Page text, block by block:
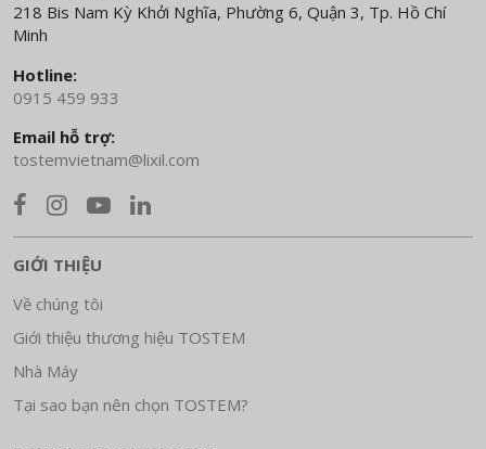
218 Bis Nam Kỳ Khởi Nghĩa, Phường 6, Quận 3, Tp. Hồ Chí
Minh
Hotline:
0915 459 933
Email hỗ trợ:
tostemvietnam@lixil.com
GIỚI THIỆU
Về chúng tôi
Giới thiệu thương hiệu TOSTEM
Nhà Máy
Tại sao bạn nên chọn TOSTEM?